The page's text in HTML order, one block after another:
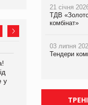
у
не очікують
платформі
21 січня
ТДВ
комбінат»
03 липня
Тендери